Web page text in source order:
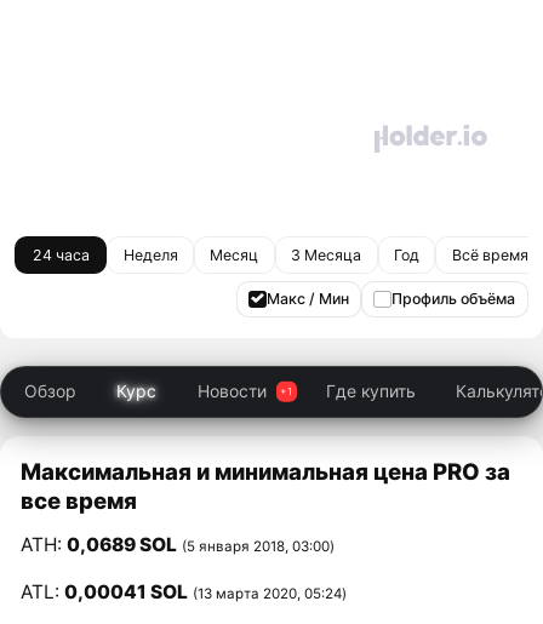
24 часа Неделя Месяц 3 Месяца Год Всё время
Макс / Мин Профиль объёма
Обзор Курс Новости Где купить
Максимальная и минимальная цена PRO за
все время
ATH:0,0689 SOL (5 января 2018, 03:00)
ATL:0,00041 SOL (13 марта 2020, 05:24)